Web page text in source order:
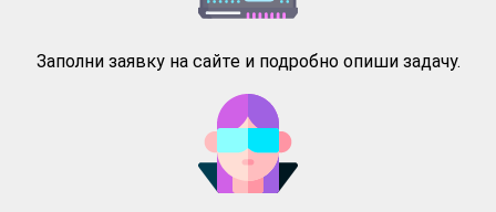
Заполни заявку на сайте и подробно опиши задачу.